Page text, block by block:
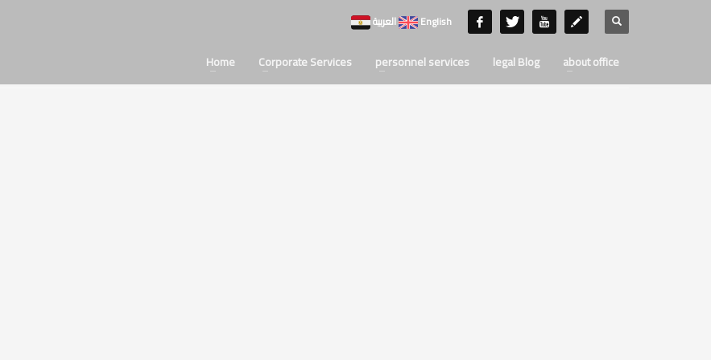
English
Home Corporate Services personnel services legal Blog about office